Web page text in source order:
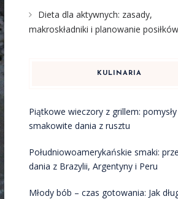
Dieta dla aktywnych: zasady,
makroskładniki i planowanie posiłków
KULINARIA
Piątkowe wieczory z grillem:
smakowite dania z rusztu
Południowoamerykańskie smaki:
dania z Brazylii, Argentyny i Peru
Młody bób – czas gotowania: Jak